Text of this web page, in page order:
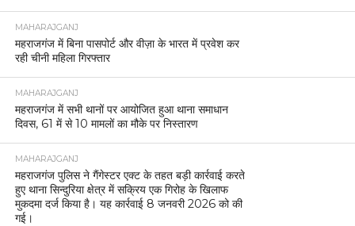
MAHARAJGANJ
महराजगंज में बिना पासपोर्ट और वीज़ा के भारत में प्रवेश कर
रही चीनी महिला गिरफ्तार
MAHARAJGANJ
महराजगंज में सभी थानों पर आयोजित हुआ थाना समाधान
दिवस, 61 में से 10 मामलों का मौके पर निस्तारण
MAHARAJGANJ
महराजगंज पुलिस ने गैंगेस्टर एक्ट के तहत बड़ी कार्रवाई करते
हुए थाना सिन्दुरिया क्षेत्र में सक्रिय एक गिरोह के खिलाफ
मुकदमा दर्ज किया है। यह कार्रवाई 8 जनवरी 2026 को की
गई।